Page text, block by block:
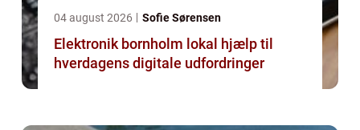
04 august 2026 Sofie Sørensen
Elektronik bornholm lokal hjælp til
hverdagens digitale udfordringer